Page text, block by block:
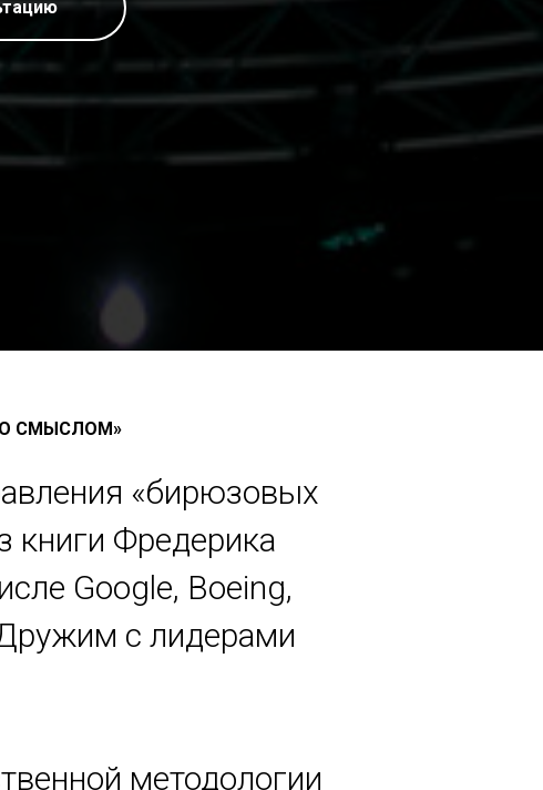
СМЫСЛОМ»
«бирюзовых
книги Фредерика
Google, Boeing,
с лидерами
методологии